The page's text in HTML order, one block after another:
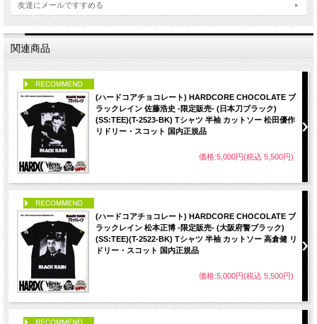
友達にメールですすめる
関連商品
(ハードコアチョコレート) HARDCORE CHOCOLATE ブ
ラックレイン 佐藤浩史 -限定販売- (日本刀ブラック)
(SS:TEE)(T-2523-BK) Tシャツ 半袖 カットソー 松田優作
リドリー・スコット 国内正規品
価格:5,000円(税込 5,500円)
(ハードコアチョコレート) HARDCORE CHOCOLATE ブ
ラックレイン 松本正博 -限定販売- (大阪府警ブラック)
(SS:TEE)(T-2522-BK) Tシャツ 半袖 カットソー 高倉健 リ
ドリー・スコット 国内正規品
価格:5,000円(税込 5,500円)